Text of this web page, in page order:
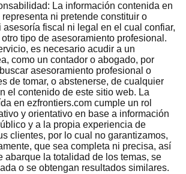
La información contenida en
ni pretende constituir o
fiscal ni legal en el cual confiar,
tipo de asesoramiento profesional.
es necesario acudir a un
como un contador o abogado, por
asesoramiento profesional o
de tomar, o abstenerse, de cualquier
el contenido de este sitio web. La
en ezfrontiers.com cumple un rol
y orientativo en base a información
y a la propia experiencia de
clientes, por lo cual no garantizamos,
que sea completa ni precisa, así
abarque la totalidad de los temas, se
o se obtengan resultados similares.